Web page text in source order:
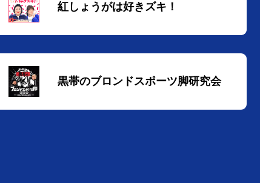
紅しょうがは好きズキ！
黒帯のブロンドスポーツ脚研究会